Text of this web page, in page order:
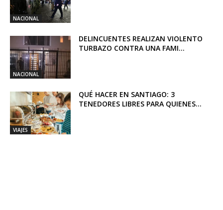
NACIONAL
NACIONAL
DELINCUENTES REALIZAN VIOLENTO
TURBAZO CONTRA UNA FAMI...
VIAJES
QUÉ HACER EN SANTIAGO: 3
TENEDORES LIBRES PARA QUIENES...